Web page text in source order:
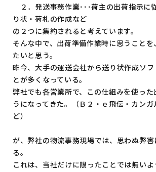
２．発送事務作業･･･荷主の出荷指示に
り状・荷札の作成など
の２つに集約されると考えています。
そんな中で、出荷準備作業時に思うこと
たいと思う。
昨今、大手の運送会社から送り状作成ソ
とが多くなっている。
弊社でも各営業所で、この仕組みを使った
うになってきた。（Ｂ２・ｅ飛伝・カン
ど）
が、弊社の物流事務現場では、思わぬ弊
る。
これは、当社だけに限ったことでは無い